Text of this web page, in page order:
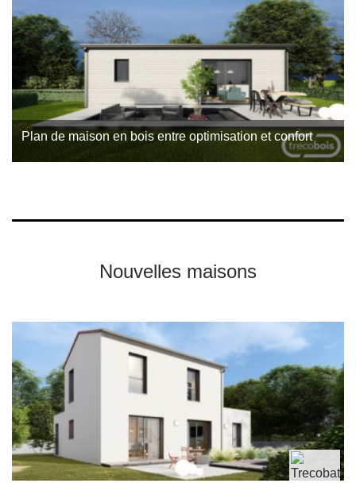
traditionnelle s’inscrit dans une…
Plan de maison en bois entre optimisation et confort
Nouvelles maisons